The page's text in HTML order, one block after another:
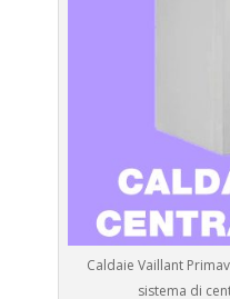
Caldaie Vaillant
sistema di